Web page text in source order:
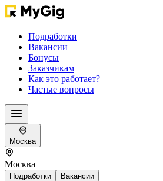
Подработки
Вакансии
Бонусы
Заказчикам
Как это работает?
Частые вопросы
Москва
Москва
Подработки
Вакансии